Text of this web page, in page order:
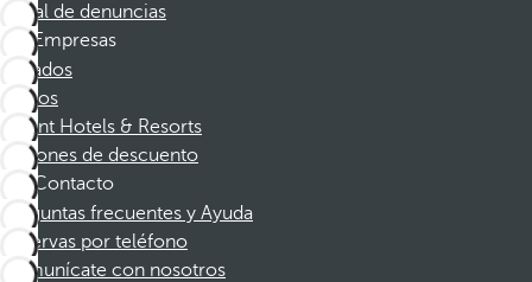
Canal de denuncias
Empresas
Afiliados
Socios
Dorint Hotels & Resorts
Cupones de descuento
Contacto
Preguntas frecuentes y Ayuda
Reservas por teléfono
Comunícate con nosotros